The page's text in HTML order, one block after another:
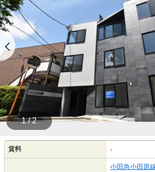
1 / 2
賃料 -
小田急小田原